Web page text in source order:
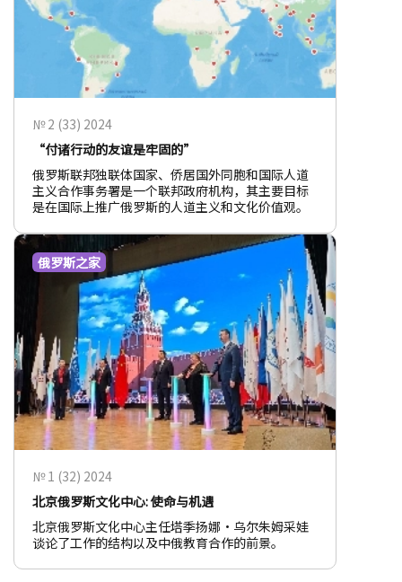
№ 2 (33) 2024
“付诸行动的友谊是牢固的”
俄罗斯联邦独联体国家、侨居国外同胞和国际人道
主义合作事务署是一个联邦政府机构，其主要目标
是在国际上推广俄罗斯的人道主义和文化价值观。
俄罗斯之家
№ 1 (32) 2024
北京俄罗斯文化中心: 使命与机遇
北京俄罗斯文化中心主任塔季扬娜·乌尔朱姆采娃
谈论了工作的结构以及中俄教育合作的前景。